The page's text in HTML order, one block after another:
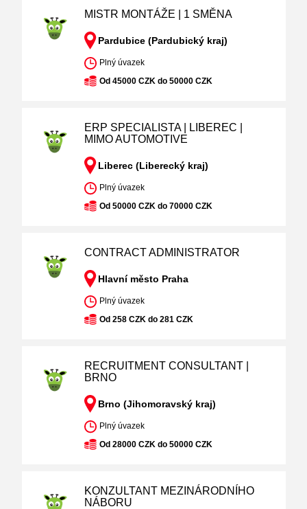
MISTR MONTÁŽE | 1 SMĚNA
Pardubice (Pardubický kraj)
Plný úvazek
Od 45000 CZK do 50000 CZK
ERP SPECIALISTA | LIBEREC |
MIMO AUTOMOTIVE
Liberec (Liberecký kraj)
Plný úvazek
Od 50000 CZK do 70000 CZK
CONTRACT ADMINISTRATOR
Hlavní město Praha
Plný úvazek
Od 258 CZK do 281 CZK
RECRUITMENT CONSULTANT |
BRNO
Brno (Jihomoravský kraj)
Plný úvazek
Od 28000 CZK do 50000 CZK
KONZULTANT MEZINÁRODNÍHO
NÁBORU